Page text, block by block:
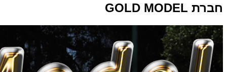
חברת GOLD MODEL